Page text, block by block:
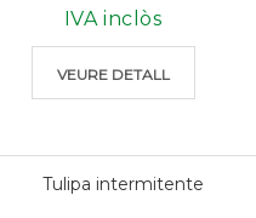
IVA inclòs
VEURE DETALL